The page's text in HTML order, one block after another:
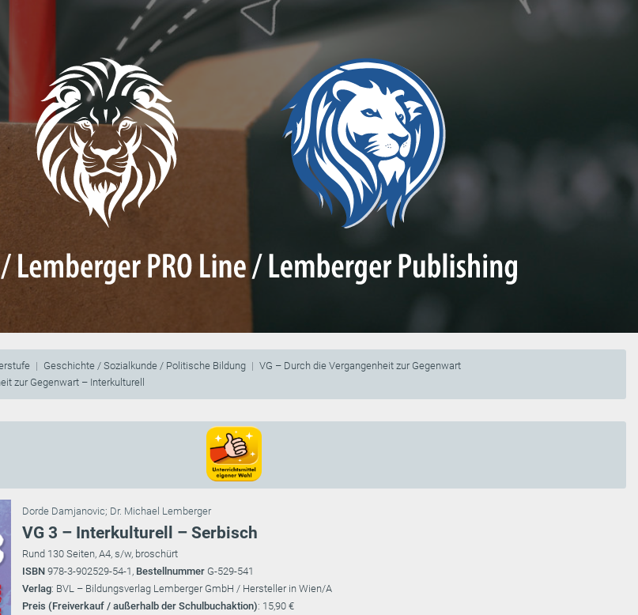
Geschichte / Sozialkunde / Politische Bildung
VG – Durch die Vergangenheit zur Gegenwart
zur Gegenwart – Interkulturell
Dorde Damjanovic; Dr. Michael Lemberger
VG 3 – Interkulturell – Serbisch
Rund 130 Seiten, A4, s/w, broschürt
ISBN 978-3-902529-54-1, Bestellnummer G-529-541
Verlag: BVL – Bildungsverlag Lemberger GmbH / Hersteller in Wien/A
Preis (Freiverkauf / außerhalb der Schulbuchaktion): 15,90 €